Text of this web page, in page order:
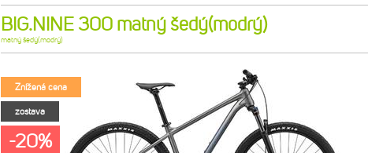
BIG.NINE 300 matný šedý(modrý)
matný šedý(modrý)
Znížená cena
zostava
-20%